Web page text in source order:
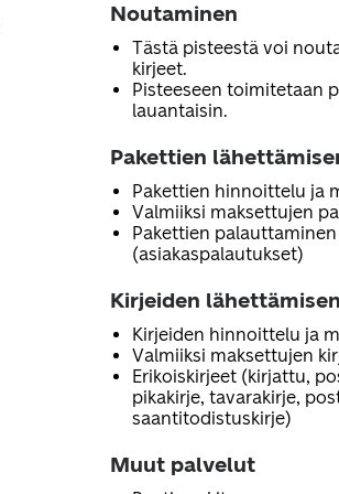
Noutaminen
Tästä pisteestä voi
kirjeet.
Pisteeseen toimitetaan
lauantaisin.
Pakettien
Pakettien hinnoittelu ja
Valmiiksi maksettujen
Pakettien palauttaminen
(asiakaspalautukset)
Kirjeiden
Kirjeiden hinnoittelu ja
Valmiiksi maksettujen
Erikoiskirjeet (kirjattu,
pikakirje, tavarakirje,
saantitodistuskirje)
Muut palvelut